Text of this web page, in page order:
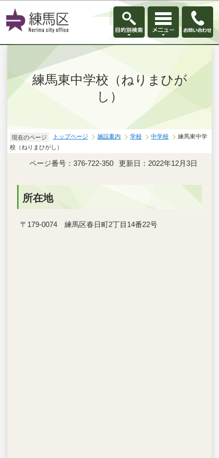
このページの本文へ移動
練馬東中学校（ねりまひが
し）
現在のページ トップページ 施設案内 学校 中学校
練馬東中学
校（ねりまひがし）
ページ番号：376-722-350 更新日：2022年12月3日
所在地
〒179-0074 練馬区春日町2丁目14番22号